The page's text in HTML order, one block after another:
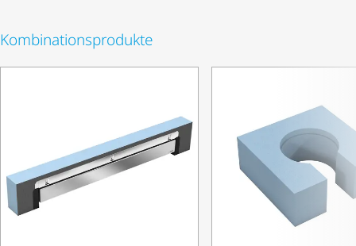
Kombi­na­ti­ons­pro­dukte